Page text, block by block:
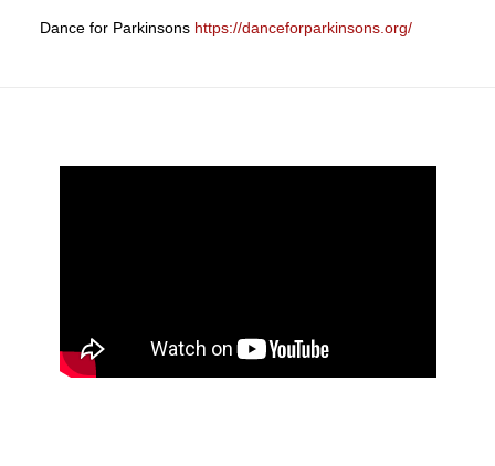
Dance for Parkinsons https://danceforparkinsons.org/